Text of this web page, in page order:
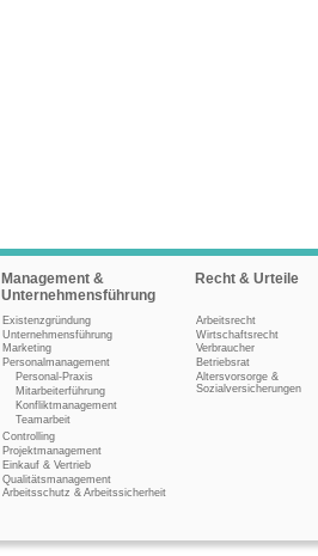
Management &
Unternehmensführung
Existenzgründung
Unternehmensführung
Marketing
Personalmanagement
Personal-Praxis
Mitarbeiterführung
Konfliktmanagement
Teamarbeit
Controlling
Projektmanagement
Einkauf & Vertrieb
Qualitätsmanagement
Arbeitsschutz & Arbeitssicherheit
Recht & Urteile
Arbeitsrecht
Wirtschaftsrecht
Verbraucher
Betriebsrat
Altersvorsorge &
Sozialversicherungen